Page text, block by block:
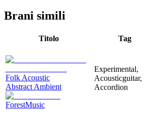
Brani simili
Titolo Tag
Folk Acoustic
Abstract Ambient
ForestMusic
Experimental,
Acousticguitar,
Accordion